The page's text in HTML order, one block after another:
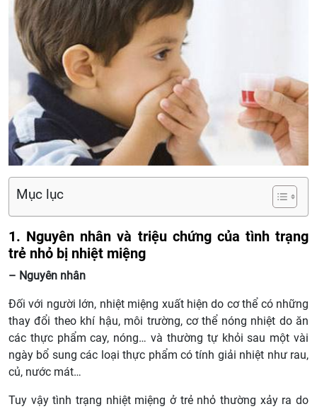
Mục lục
1. Nguyên nhân và triệu chứng của tình trạng
trẻ nhỏ bị nhiệt miệng
– Nguyên nhân
Đối với người lớn, nhiệt miệng xuất hiện do cơ thể có những
thay đổi theo khí hậu, môi trường, cơ thể nóng nhiệt do ăn
các thực phẩm cay, nóng… và thường tự khỏi sau một vài
ngày bổ sung các loại thực phẩm có tính giải nhiệt như rau,
củ, nước mát…
Tuy vậy tình trạng nhiệt miệng ở trẻ nhỏ thường xảy ra do